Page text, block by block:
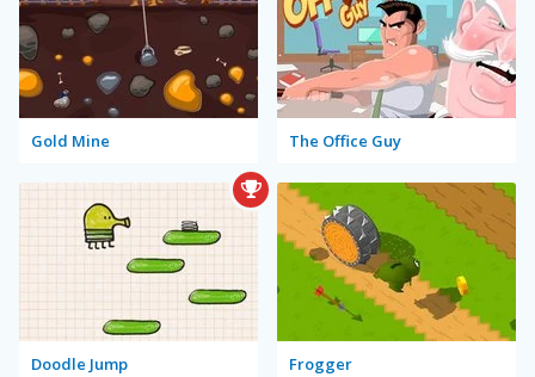
Gold Mine The Office Guy
Doodle Jump Frogger